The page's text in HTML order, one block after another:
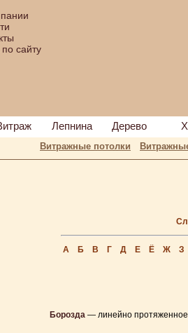
сайту
Лепнина Дерево
Витражные потолки
А Б В Г Д Е Ё Ж З
Борозда — линейно протяженное